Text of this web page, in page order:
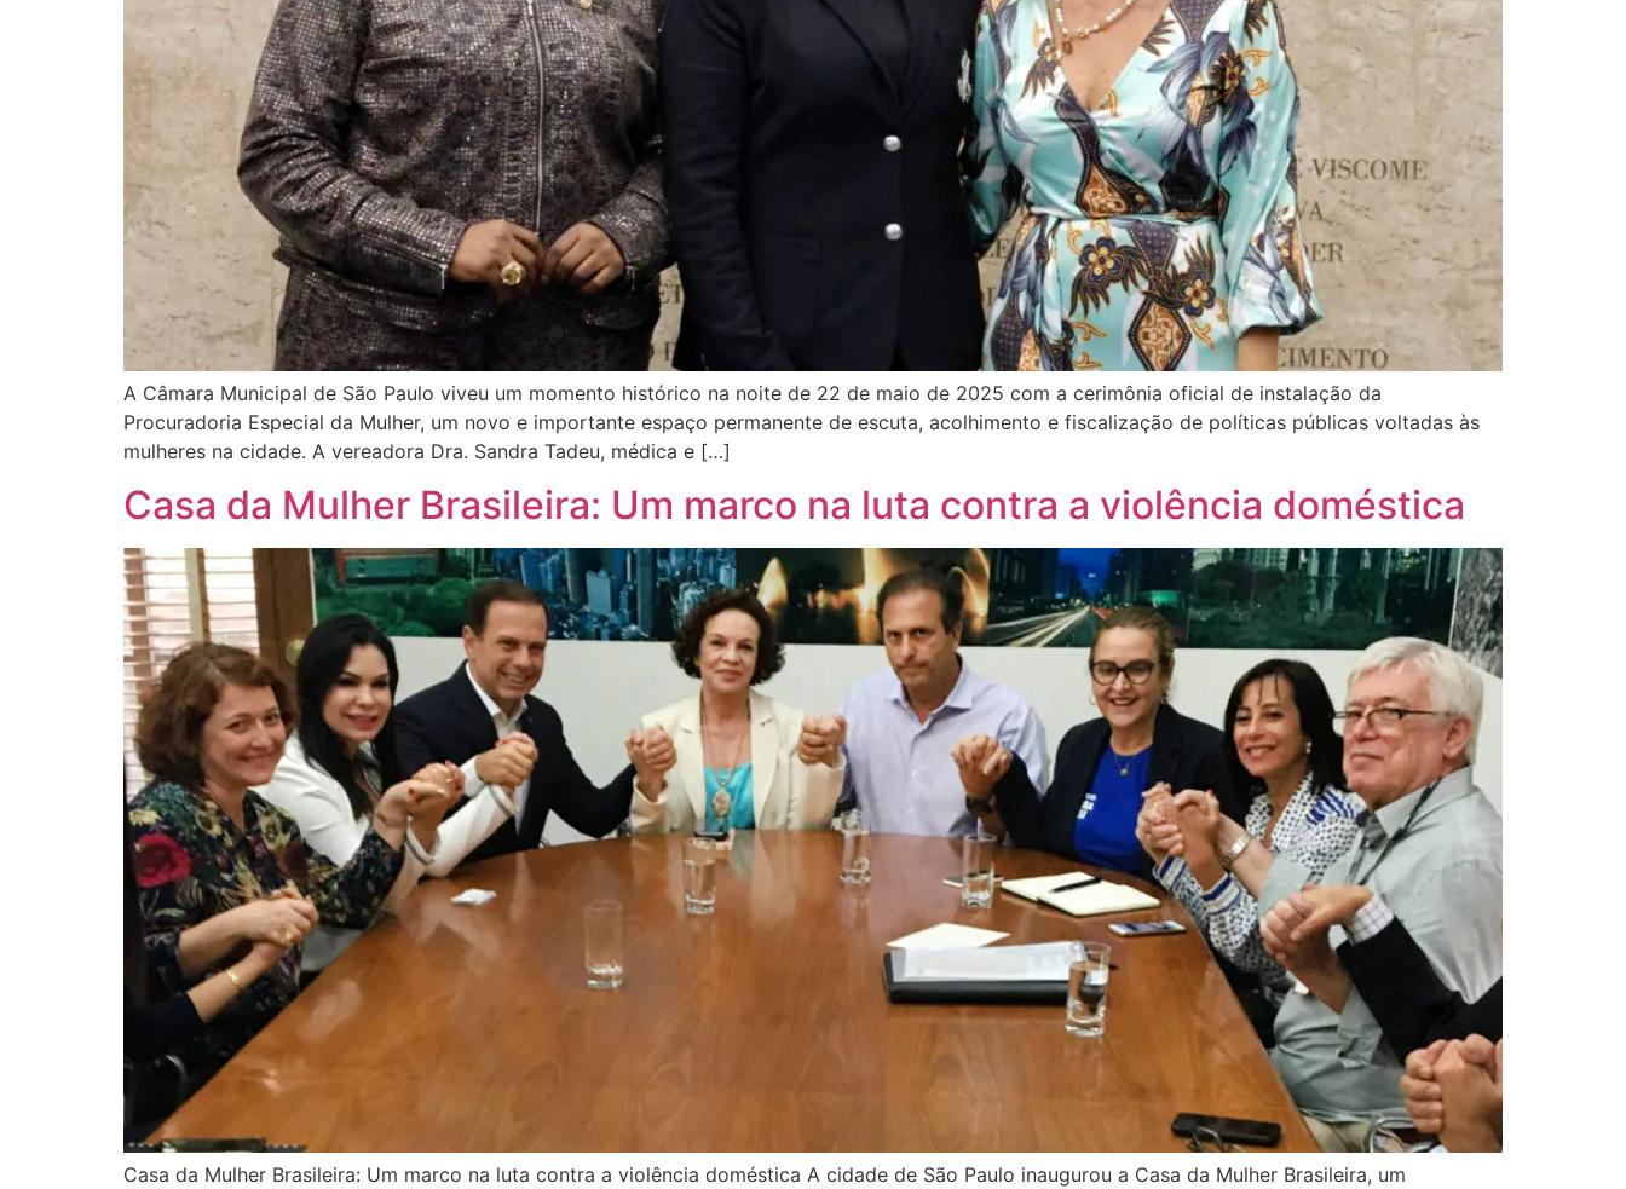
A Câmara Municipal de São Paulo viveu um momento histórico na noite de 22 de maio de 2025 com a cerimônia oficial de instalação da
Procuradoria Especial da Mulher, um novo e importante espaço permanente de escuta, acolhimento e fiscalização de políticas públicas voltadas às
mulheres na cidade. A vereadora Dra. Sandra Tadeu, médica e […]
Casa da Mulher Brasileira: Um marco na luta contra a violência doméstica
Casa da Mulher Brasileira: Um marco na luta contra a violência doméstica A cidade de São Paulo inaugurou a Casa da Mulher Brasileira, um